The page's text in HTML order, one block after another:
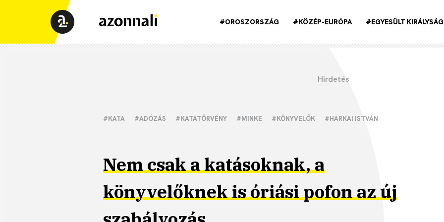
#OROSZORSZÁG #KÖZÉP-EURÓPA #EGYESÜLT KIRÁLYSÁG
#KATA #ADÓZÁS #KATATÖRVÉNY #MINKE #KÖNYVELŐK #HARKAI ISTVÁN
Nem csak a katásoknak, a
könyvelőknek is óriási pofon az új